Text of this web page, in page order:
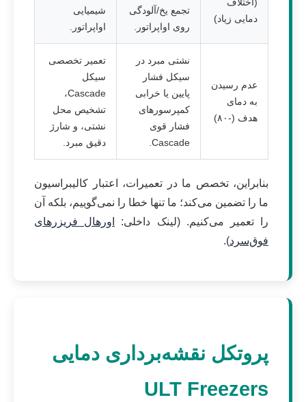
دمایی زیاد)
تجمع یخ/آلودگی
روی اواپراتور.
شیمیایی
اواپراتور.
عدم رسیدن
به دمای
هدف (-۸۰)
نشتی مبرد در
سیکل فشار
پایین یا خرابی
کمپرسورهای
فشار قوی
Cascade.
تعمیر تخصصی
سیکل
Cascade،
تشخیص محل
نشتی، و شارژ
دقیق مبرد.
بنابراین، تخصص ما در تعمیرات، اعتبار کالیبراسیون
ما را تضمین می‌کند؛ ما تنها خطا را نمی‌گوییم، بلکه آن
را تعمیر می‌کنیم. (لینک داخلی: اورهال فریزرهای
فوق‌سرد).
پروتکل نقشه‌برداری دمایی
ULT Freezers